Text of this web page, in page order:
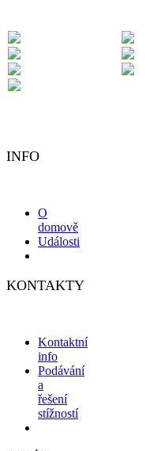
INFO
O
domově
Události
KONTAKTY
Kontaktní
info
Podávání
a
řešení
stížností